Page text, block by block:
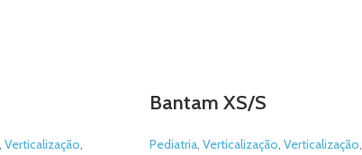
, Verticalização,
Bantam XS/S
Pediatria, Verticalização, Verticalização,